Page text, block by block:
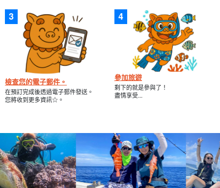
檢查您的電子郵件。
在預訂完成後透過電子郵件發送。
您將收到更多資訊☆。
參加旅遊
剩下的就是參與了！
盡情享受...